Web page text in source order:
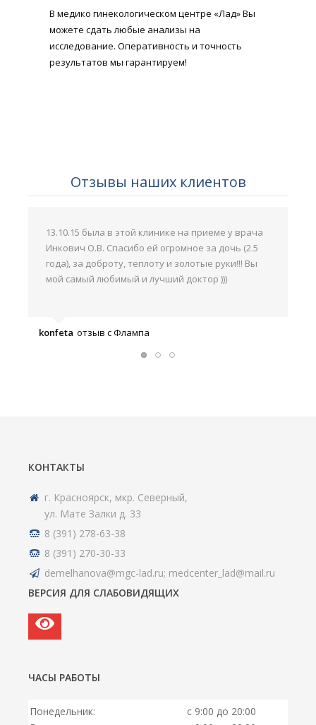
В медико гинекологическом центре «Лад» Вы
можете сдать любые анализы на
исследование. Оперативность и точность
результатов мы гарантируем!
Отзывы наших клиентов
13.10.15 была в этой клинике на приеме у врача
Инкович О.В. Спасибо ей огромное за дочь (2.5
года), за доброту, теплоту и золотые руки!!! Вы
мой самый любимый и лучший доктор )))
konfeta отзыв с Флампа
КОНТАКТЫ
г. Красноярск, мкр. Северный,
ул. Мате Залки д. 33
8 (391) 278-63-38
8 (391) 270-30-33
demelhanova@mgc-lad.ru; medcenter_lad@mail.ru
ВЕРСИЯ ДЛЯ СЛАБОВИДЯЩИХ
ЧАСЫ РАБОТЫ
Понедельник:
с 9:00 до 20:00